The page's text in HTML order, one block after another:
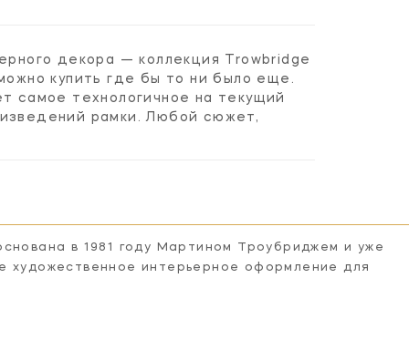
декора — коллекция Trowbridge
купить где бы то ни было еще.
самое технологичное на текущий
рамки. Любой сюжет,
в 1981 году Мартином Троубриджем и уже
художественное интерьерное оформление для